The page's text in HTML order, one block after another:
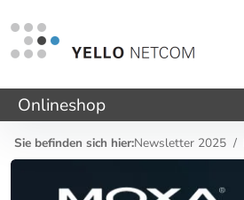
Onlineshop
Sie befinden sich hier:Newsletter 2025